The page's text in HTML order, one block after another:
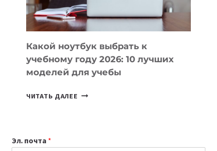
БЕЗ
СЛОЖНОГО
КОДА
Какой ноутбук выбрать к
учебному году 2026: 10 лучших
моделей для учебы
ЧИТАТЬ ДАЛЕЕ КАКОЙ
Эл. почта *